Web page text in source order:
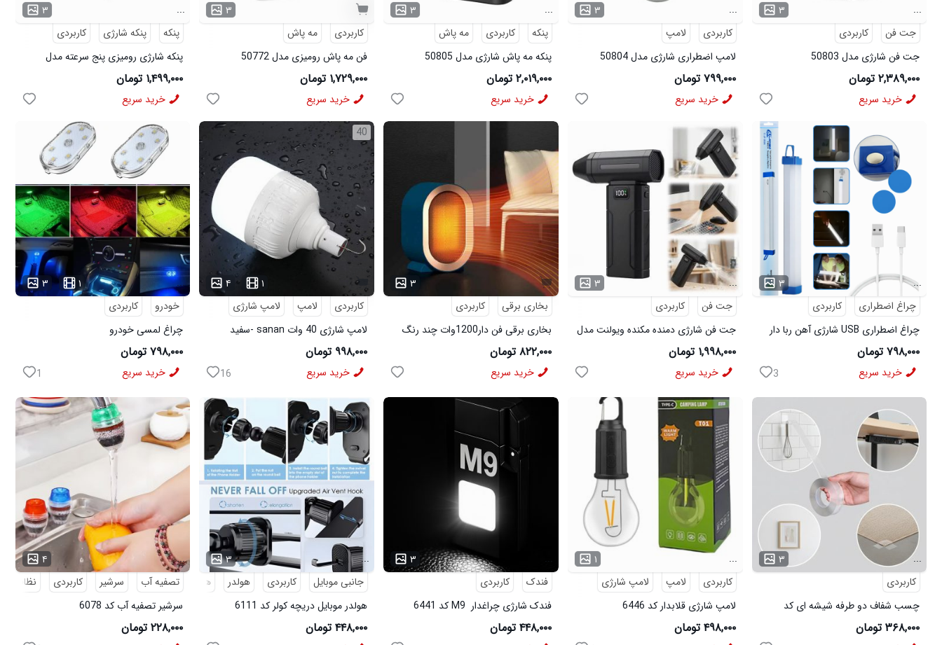
۳
...
جت فن
کاربردی
جت فن شارژی مدل 50803
۲,۳۸۹,۰۰۰ تومان
خرید سریع
۳
...
کاربردی
لامپ
لامپ اضطراری شارژی مدل 50804
۷۹۹,۰۰۰ تومان
خرید سریع
۳
...
پنکه
کاربردی
مه پاش
پنکه مه پاش شارژی مدل 50805
۲,۰۱۹,۰۰۰ تومان
خرید سریع
۳
کاربردی
مه پاش
فن مه پاش رومیزی مدل 50772
۱,۷۲۹,۰۰۰ تومان
خرید سریع
۳
...
پنکه
پنکه شارژی
کاربردی
پنکه شارژی رومیزی پنج سرعته مدل
50366
۱,۴۹۹,۰۰۰ تومان
خرید سریع
۳
...
چراغ اضطراری
کاربردی
چراغ اضطراری USB شارژی آهن ربا دار
۷۹۸,۰۰۰ تومان
خرید سریع 3
۳
...
جت فن
کاربردی
جت فن شارژی دمنده مکنده ویولنت مدل
X9
۱,۹۹۸,۰۰۰ تومان
خرید سریع
۳
بخاری برقی
کاربردی
بخاری برقی فن دار1200وات چند رنگ
۸۲۲,۰۰۰ تومان
خرید سریع
40
۴
۱
کاربردی
لامپ
لامپ شارژی
لامپ شارژی 40 وات sanan -سفید
۹۹۸,۰۰۰ تومان
خرید سریع 16
۳ ۱
...
خودرو
کاربردی
چراغ لمسی خودرو
۷۹۸,۰۰۰ تومان
خرید سریع 1
۳
...
کاربردی
چسب شفاف دو طرفه شیشه ای کد
6490
۳۶۸,۰۰۰ تومان
۱
...
کاربردی
لامپ
لامپ شارژی
لامپ شارژی قلابدار کد 6446
۴۹۸,۰۰۰ تومان
۳
فندک
کاربردی
فندک شارژی چراغدار M9 کد 6441
۴۴۸,۰۰۰ تومان
۳
...
جانبی موبایل
کاربردی هولدر
هولدر موبایل
هولدر موبایل دریچه کولر کد 6111
۴۴۸,۰۰۰ تومان
۴
...
تصفیه آب
سرشیر کاربردی
نظافت
سرشیر تصفیه آب کد 6078
۲۲۸,۰۰۰ تومان